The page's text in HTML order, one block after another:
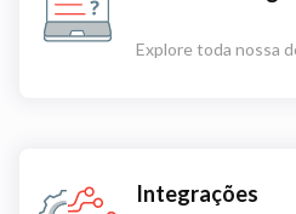
Explore toda nossa
Integrações